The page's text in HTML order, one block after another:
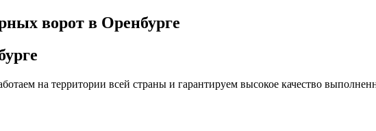
ворот в Оренбурге
на территории всей страны и гарантируем высокое качество